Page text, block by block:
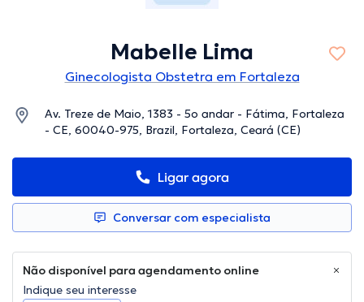
Mabelle Lima
Ginecologista Obstetra em Fortaleza
Av. Treze de Maio, 1383 - 5o andar - Fátima, Fortaleza
- CE, 60040-975, Brazil, Fortaleza, Ceará (CE)
Ligar agora
Conversar com especialista
Não disponível para agendamento online
Indique seu interesse